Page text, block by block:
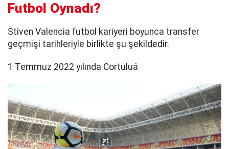
Futbol Oynadı?
Stiven Valencia futbol kariyeri boyunca transfer
geçmişi tarihleriyle birlikte şu şekildedir.
1 Temmuz 2022 yılında Cortuluá